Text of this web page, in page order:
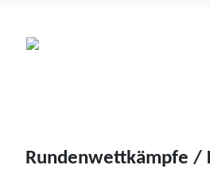
Rundenwettkämpfe /